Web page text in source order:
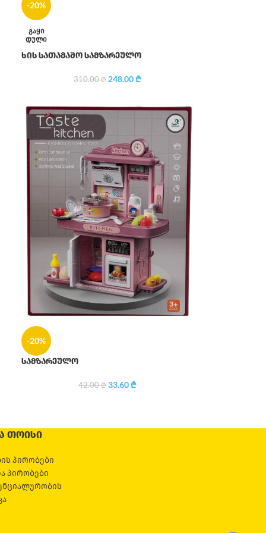
-20%
ᲒᲐᲧᲘ
ᲓᲣᲚᲘ
ხის სათამაშო სამზარეულო
310.00₾ 248.00₾
-20%
სამზარეულო
42.00₾ 33.60₾
ᲗᲝᲘᲡᲘ
პირობები
პირობები